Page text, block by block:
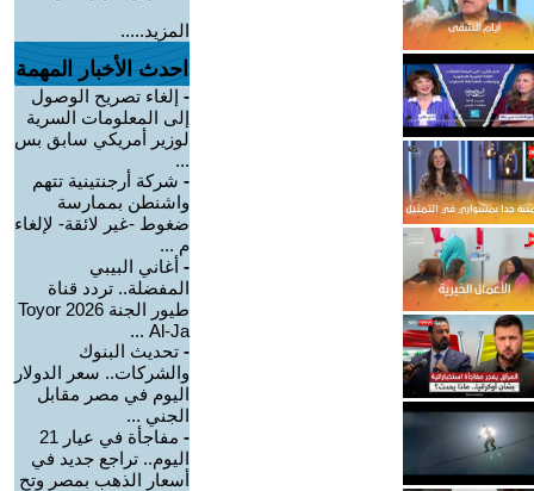
المزيد.....
احدث الأخبار المهمة
- إلغاء تصريح الوصول
إلى المعلومات السرية
لوزير أمريكي سابق بس
...
- شركة أرجنتينية تتهم
واشنطن بممارسة
ضغوط -غير لائقة- لإلغاء
م ...
- أغاني البيبي
المفضلة.. تردد قناة
طيور الجنة 2026 Toyor
Al-Ja ...
- تحديث البنوك
والشركات.. سعر الدولار
اليوم في مصر مقابل
الجني ...
-
مفاجأة في عيار 21
اليوم.. تراجع جديد في
أسعار الذهب بمصر وتح